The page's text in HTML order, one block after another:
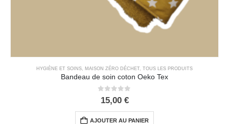
HYGIÈNE ET SOINS MAISON ZÉRO DÉCHET TOUS LES PRODUITS
Bandeau de soin coton Oeko Tex
0out of 5
15,00 €
AJOUTER AU PANIER